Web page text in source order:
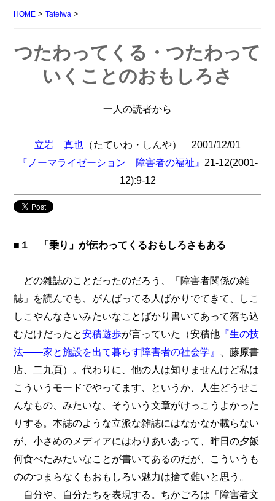
HOME >Tateiwa >
つたわってくる・つたわって
いくことのおもしろさ
一人の読者から
立岩 真也 （たていわ・しんや） 2001/12/01
『ノーマライゼーション 障害者の福祉』 21-12(2001-
12):9-12
■１ 「乗り」が伝わってくるおもしろさもある
どの雑誌のことだったのだろう、「障害者関係の雑
誌」を読んでも、がんばってる人ばかりでてきて、しこ
しこやんなさいみたいなことばかり書いてあって落ち込
むだけだったと安積遊歩が言っていた（安積他 『生の技
法――家と施設を出て暮らす障害者の社会学』
、藤原書
店、二九頁）。代わりに、他の人は知りませんけど私は
こういうモードでやってます、というか、人生どうせこ
んなもの、みたいな、そういう文章がけっこうよかった
りする。本誌のような立派な雑誌にはなかなか載らない
が、小さめのメディアにはわりあいあって、昨日の夕飯
何食べたみたいなことが書いてあるのだが、こういうも
ののつまらなくもおもしろい魅力は捨て難いと思う。
自分や、自分たちを表現する。ちかごろは「障害者文